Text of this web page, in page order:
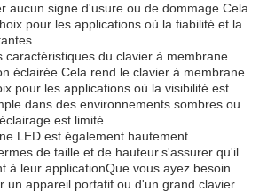
aucun signe d'usure ou de dommage.Cela
pour les applications où la fiabilité et la
caractéristiques du clavier à membrane
éclairée.Cela rend le clavier à membrane
pour les applications où la visibilité est
dans des environnements sombres ou
est limité.
LED est également hautement
de taille et de hauteur.s'assurer qu'il
à leur applicationQue vous ayez besoin
un appareil portatif ou d'un grand clavier